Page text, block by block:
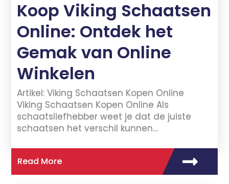
Koop Viking Schaatsen
Online: Ontdek het
Gemak van Online
Winkelen
Artikel: Viking Schaatsen Kopen Online
Viking Schaatsen Kopen Online Als
schaatsliefhebber weet je dat de juiste
schaatsen het verschil kunnen…
Read More